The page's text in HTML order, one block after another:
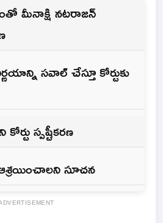
మీనాక్షి నటరాజన్‌
సవాల్‌ చేస్తూ కోర్టుకు
స్పష్టీకరణ
సూచన